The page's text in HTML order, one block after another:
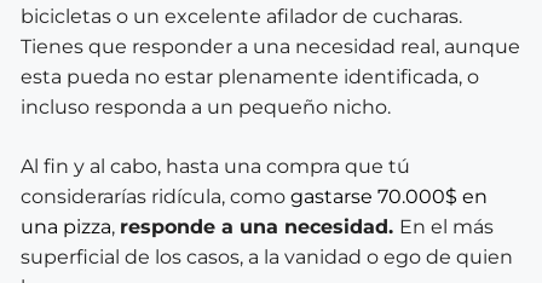
bicicletas o un excelente afilador de cucharas.
Tienes que responder a una necesidad real, aunque
esta pueda no estar plenamente identificada, o
incluso responda a un pequeño nicho.
Al fin y al cabo, hasta una compra que tú
considerarías ridícula, como gastarse 70.000$ en
una pizza, responde a una necesidad. En el más
superficial de los casos, a la vanidad o ego de quien